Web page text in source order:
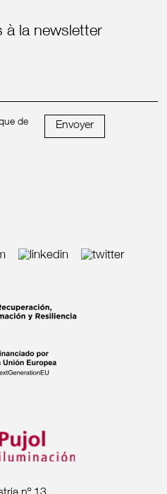
à la newsletter
de
Envoyer